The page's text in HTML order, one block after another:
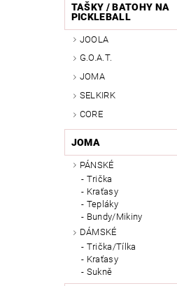
TAŠKY / BATOHY NA
PICKLEBALL
JOOLA
G.O.A.T.
JOMA
SELKIRK
CORE
JOMA
PÁNSKÉ
Trička
Kraťasy
Tepláky
Bundy/Mikiny
DÁMSKÉ
Trička/Tílka
Kraťasy
Sukně